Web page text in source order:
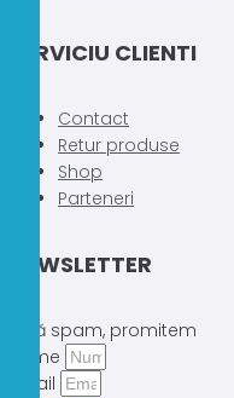
SERVICIU CLIENTI
Contact
Retur produse
Shop
Parteneri
NEWSLETTER
Fără spam, promitem
Nume
Email